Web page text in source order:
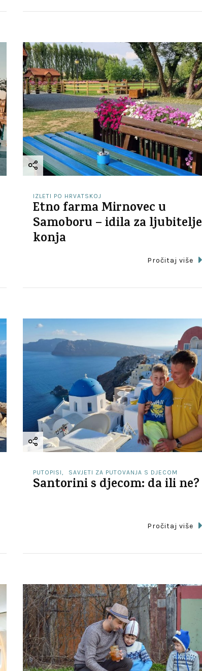
IZLETI PO HRVATSKOJ
Etno farma Mirnovec u
Samoboru – idila za ljubitelje
konja
Pročitaj više
PUTOPISI SAVJETI ZA PUTOVANJA S DJECOM
Santorini s djecom: da ili ne?
Pročitaj više